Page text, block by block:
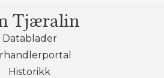
Tjæralin
Datablader
Historikk